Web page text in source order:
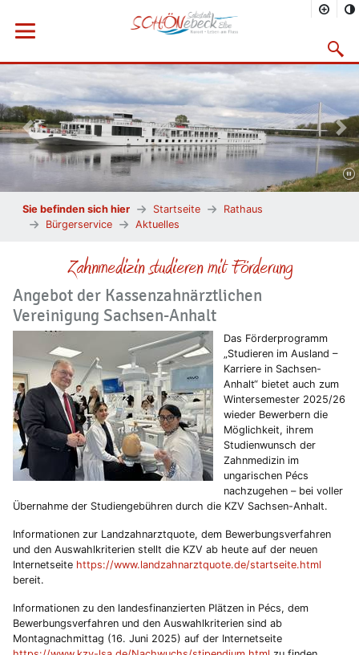
Menü öffnen
Vorheriges Bild
Sie befinden sich hier Startseite
Rathaus
Bürgerservice
Aktuelles
Zahnmedizin studieren mit Förderung
Angebot der Kassenzahnärztlichen
Vereinigung Sachsen-Anhalt
Das Förderprogramm
„Studieren im Ausland –
Karriere in Sachsen-
Anhalt“ bietet auch zum
Wintersemester 2025/26
wieder Bewerbern die
Möglichkeit, ihrem
Studienwunsch der
Zahnmedizin im
ungarischen Pécs
nachzugehen – bei voller
Übernahme der Studiengebühren durch die KZV Sachsen-Anhalt.
Informationen zur Landzahnarztquote, dem Bewerbungsverfahren
und den Auswahlkriterien stellt die KZV ab heute auf der neuen
Internetseite https://www.landzahnarztquote.de/startseite.html
bereit.
Informationen zu den landesfinanzierten Plätzen in Pécs, dem
Bewerbungsverfahren und den Auswahlkriterien sind ab
Montagnachmittag (16. Juni 2025) auf der Internetseite